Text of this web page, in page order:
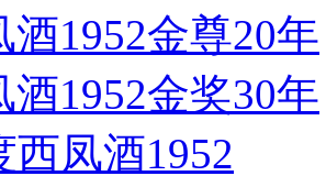
酒1952金尊20年
酒1952金奖30年
西凤酒1952